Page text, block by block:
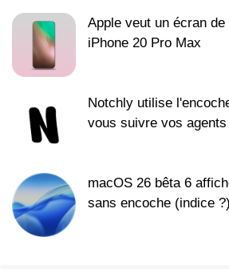
Apple veut un écran
iPhone 20 Pro Max
Notchly utilise
vous suivre vos
macOS 26 bêta 6
sans encoche (indice ?)